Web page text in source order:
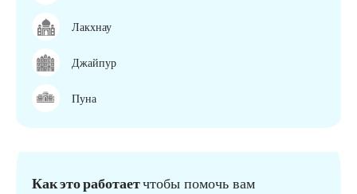
Лакхнау
Джайпур
Пуна
Как это работаетчтобы помочь вам